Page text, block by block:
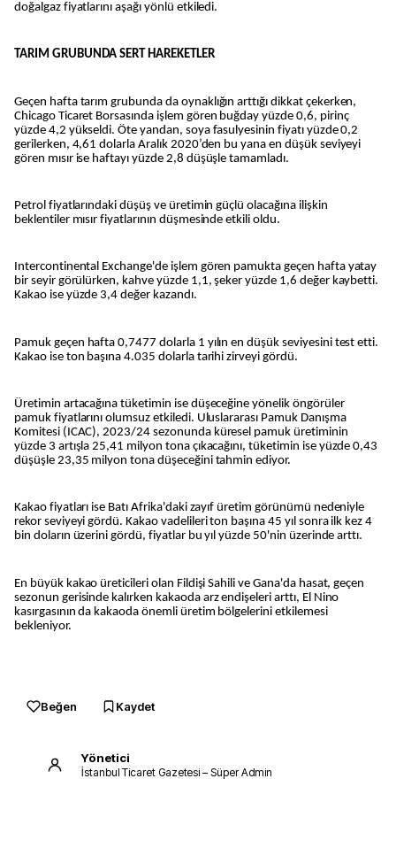
doğalgaz fiyatlarını aşağı yönlü etkiledi.
TARIM GRUBUNDA SERT HAREKETLER
Geçen hafta tarım grubunda da oynaklığın arttığı dikkat çekerken,
Chicago Ticaret Borsasında işlem gören buğday yüzde 0,6, pirinç
yüzde 4,2 yükseldi. Öte yandan, soya fasulyesinin fiyatı yüzde 0,2
gerilerken, 4,61 dolarla Aralık 2020’den bu yana en düşük seviyeyi
gören mısır ise haftayı yüzde 2,8 düşüşle tamamladı.
Petrol fiyatlarındaki düşüş ve üretimin güçlü olacağına ilişkin
beklentiler mısır fiyatlarının düşmesinde etkili oldu.
Intercontinental Exchange'de işlem gören pamukta geçen hafta yatay
bir seyir görülürken, kahve yüzde 1,1, şeker yüzde 1,6 değer kaybetti.
Kakao ise yüzde 3,4 değer kazandı.
Pamuk geçen hafta 0,7477 dolarla 1 yılın en düşük seviyesini test etti.
Kakao ise ton başına 4.035 dolarla tarihi zirveyi gördü.
Üretimin artacağına tüketimin ise düşeceğine yönelik öngörüler
pamuk fiyatlarını olumsuz etkiledi. Uluslararası Pamuk Danışma
Komitesi (ICAC), 2023/24 sezonunda küresel pamuk üretiminin
yüzde 3 artışla 25,41 milyon tona çıkacağını, tüketimin ise yüzde 0,43
düşüşle 23,35 milyon tona düşeceğini tahmin ediyor.
Kakao fiyatları ise Batı Afrika'daki zayıf üretim görünümü nedeniyle
rekor seviyeyi gördü. Kakao vadelileri ton başına 45 yıl sonra ilk kez 4
bin doların üzerini gördü, fiyatlar bu yıl yüzde 50'nin üzerinde arttı.
En büyük kakao üreticileri olan Fildişi Sahili ve Gana'da hasat, geçen
sezonun gerisinde kalırken kakaoda arz endişeleri arttı, El Nino
kasırgasının da kakaoda önemli üretim bölgelerini etkilemesi
bekleniyor.
Beğen Kaydet
Yönetici
İstanbul Ticaret Gazetesi – Süper Admin